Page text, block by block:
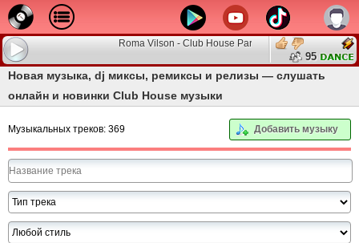
Roma Vilson - Club House Party
95
Новая музыка, dj миксы, ремиксы и релизы — слушать
онлайн и новинки Club House музыки
Музыкальных треков: 369 Добавить музыку